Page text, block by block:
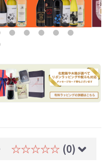
☆☆☆☆☆ (0)